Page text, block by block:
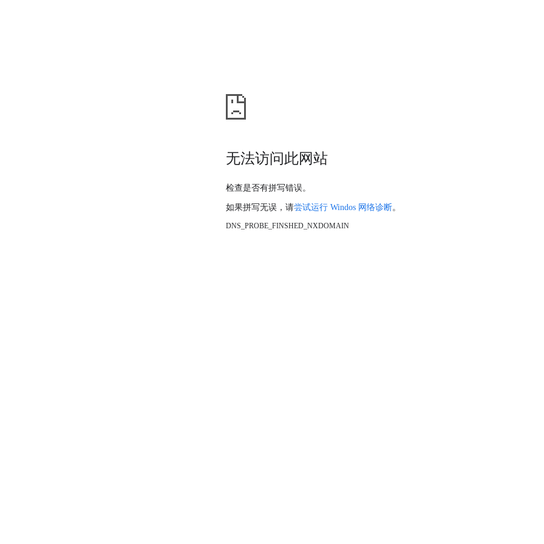
无法访问此网站
检查是否有拼写错误。
如果拼写无误，请尝试运行 Windos 网络诊断。
DNS_PROBE_FINSHED_NXDOMAIN